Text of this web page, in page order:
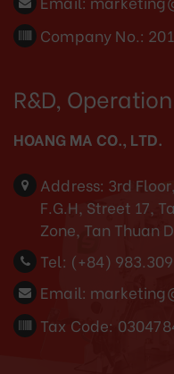
Company No.:
R&D,
HOANG MA CO., LTD.
Address: 3rd
F.G.H, Street 17,
Zone, Tan Thuan
Tel: (+84)
Email:
Tax Code: